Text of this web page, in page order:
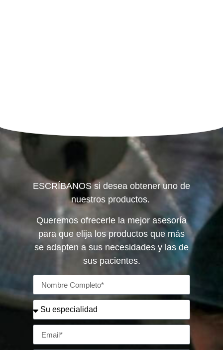
ESCRÍBANOS si desea obtener uno de
nuestros productos.
Queremos ofrecerle la mejor asesoría
para que elija los productos que más
se adapten a sus necesidades y las de
sus pacientes.